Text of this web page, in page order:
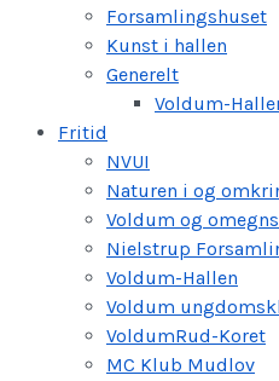
Forsamlingshuset
Kunst i hallen
Generelt
Voldum-
Fritid
NVUI
Naturen i og
Voldum og
Nielstrup
Voldum-Hallen
Voldum
VoldumRud-Koret
MC Klub Mudlov